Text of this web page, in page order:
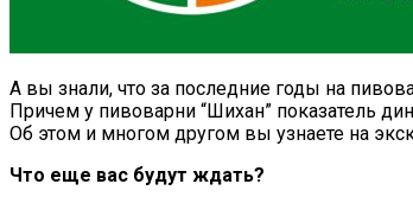
А вы знали, что за последние годы на
Причем у пивоварни “Шихан” показатель
Об этом и многом другом вы узнаете на
Что еще вас будут ждать?